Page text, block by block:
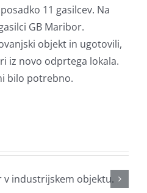
11 gasilcev. Na
GB Maribor.
objekt in ugotovili,
iz novo odprtega lokala.
bilo potrebno.